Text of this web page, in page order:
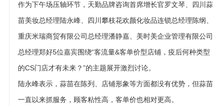
作为下午场压轴环节，天勤品牌咨询首席增长官罗文琴、四川蒜
苗美妆总经理陆永峰、四川攀枝花欢颜化妆品连锁总经理陈纲、
重庆米瑞商贸有限公司总经理潘静嘉、美时美企业管理有限公司
总经理郑好5位嘉宾围绕“客流量&客单价型店铺，疫后何种类型
的CS门店才有未来？”的主题展开激烈讨论。
陆永峰表示，蒜苗在陈列、店铺形象等方面都没有优势，但蒜苗
一直以来抓服务，顾客粘性高，客单价也相对更高。